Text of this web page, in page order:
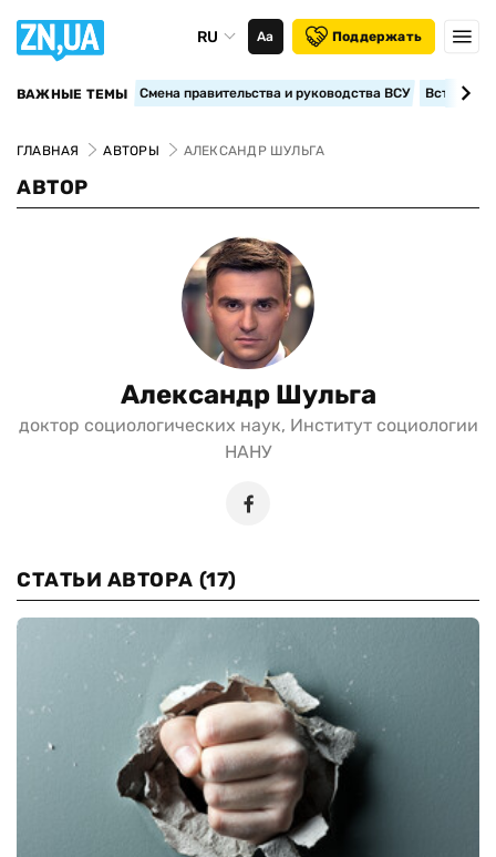
RU Аа Поддержать
ВАЖНЫЕ ТЕМЫ Смена правительства и руководства ВСУ
ГЛАВНАЯ АВТОРЫ АЛЕКСАНДР ШУЛЬГА
АВТОР
Александр Шульга
доктор социологических наук, Институт социологии
НАНУ
СТАТЬИ АВТОРА (17)